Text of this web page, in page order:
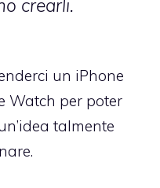
crearli.
un iPhone
Watch per poter
talmente